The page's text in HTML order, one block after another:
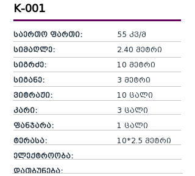
K-001
საერთო ფართი:
სიმაღლე:
სიგრძე:
სიგანე:
ვიტრაჟი:
კარი:
ფანჯარა:
ტერასა:
ელექტროობა:
დათბუნება:
55 კვ/მ
2.40 მეტრი
10 მეტრი
3 მეტრი
10 ცალი
3 ცალი
1 ცალი
10*2.5 მეტრი